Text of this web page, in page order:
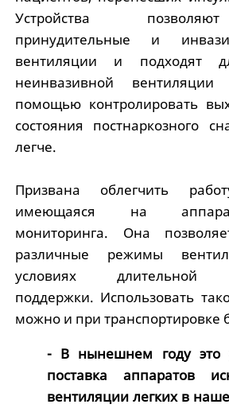
Устройства
принудительные и
вентиляции и подходят
неинвазивной
помощью контролировать
состояния постнаркозного
легче.
Призвана облегчить
имеющаяся на
мониторинга. Она
различные режимы
условиях длительной
поддержки. Использовать
можно и при транспортировке
- В нынешнем году это
поставка аппаратов
вентиляции легких в